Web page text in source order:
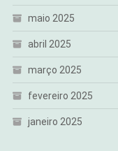
maio 2025
abril 2025
março 2025
fevereiro 2025
janeiro 2025